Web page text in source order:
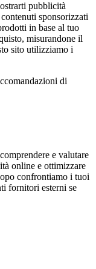
pubblicità
sponsorizzati
in base al tuo
misurandone il
sito utilizziamo i
di
e valutare
online e ottimizzare
confrontiamo i tuoi
fornitori esterni se